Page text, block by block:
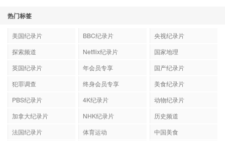
热门标签
美国纪录片 BBC纪录片
央视纪录片
探索频道
Netflix纪录片
国家地理
英国纪录片
年会员专享
国产纪录片
犯罪调查
终身会员专享
美食纪录片
PBS纪录片
4K纪录片
动物纪录片
加拿大纪录片
NHK纪录片
历史频道
法国纪录片
体育运动
中国美食